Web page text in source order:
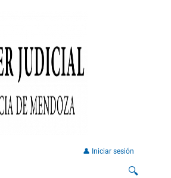
👤 Iniciar sesión
🔍